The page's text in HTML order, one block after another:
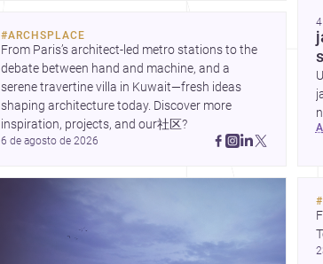
#ARCHSPLACE
From Paris’s architect-led metro stations to the
debate between hand and machine, and a
serene travertine villa in Kuwait—fresh ideas
shaping architecture today. Discover more
inspiration, projects, and our社区?
6 de agosto de 2026
#